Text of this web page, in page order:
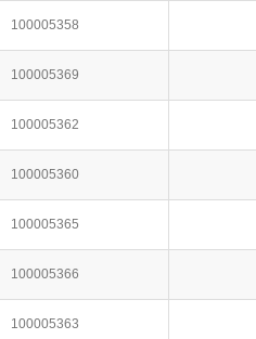
100005358
100005369
100005362
100005360
100005365
100005366
100005363